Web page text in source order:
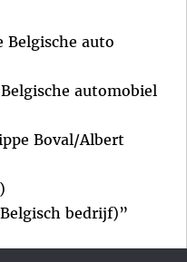
Belgische auto
automobiel
Boval/Albert
bedrijf)”